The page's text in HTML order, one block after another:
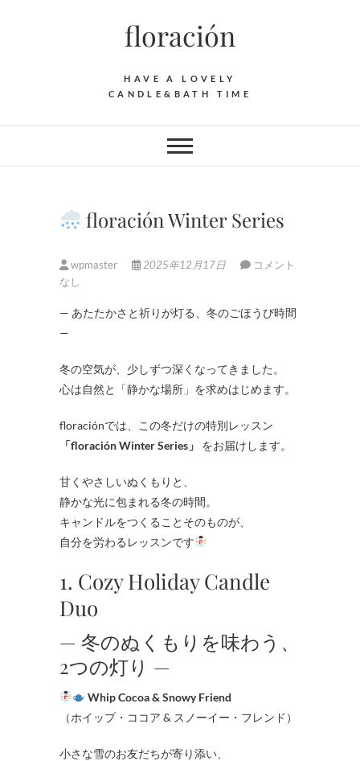
floración
HAVE A LOVELY
CANDLE&BATH TIME
floración Winter Series
wpmaster 2025年12月17日
コメント
なし
— あたたかさと祈りが灯る、冬のごほうび時間
—
冬の空気が、少しずつ深くなってきました。
心は自然と「静かな場所」を求めはじめます。
floraciónでは、この冬だけの特別レッスン
「floración Winter Series」
をお届けします。
甘くやさしいぬくもりと、
静かな光に包まれる冬の時間。
キャンドルをつくることそのものが、
自分を労わるレッスンです
1. Cozy Holiday Candle
Duo
— 冬のぬくもりを味わう、
2つの灯り —
Whip Cocoa & Snowy Friend
（ホイップ・ココア & スノーイー・フレンド）
小さな雪のお友だちが寄り添い、